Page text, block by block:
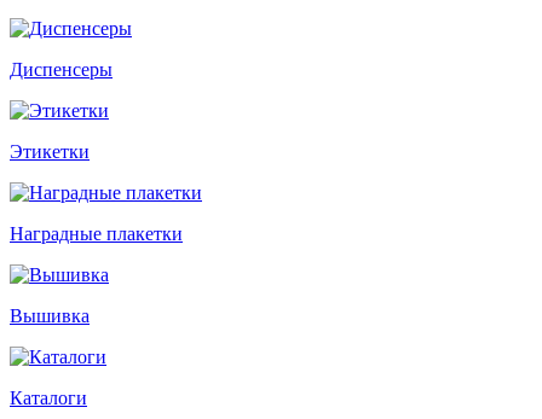
Диспенсеры
Этикетки
Наградные плакетки
Вышивка
Каталоги